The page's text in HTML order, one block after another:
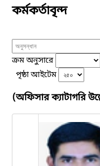
কর্মকর্তাবৃন্দ
ক্রম অনুসারে
পৃষ্ঠা আইটেম
(অফিসার ক্যাটাগরি